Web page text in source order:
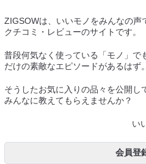
ZIGSOWは、いいモノをみんなの声
クチコミ・レビューのサイトです。
普段何気なく使っている「モノ」で
だけの素敵なエピソードがあるはず。
そうしたお気に入りの品々を公開し
みんなに教えてもらえませんか？
い
会員登